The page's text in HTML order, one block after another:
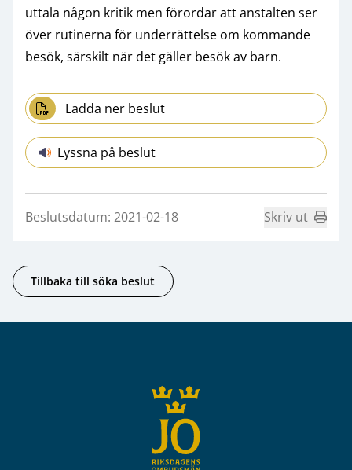
uttala någon kritik men förordar att anstalten ser
över rutinerna för underrättelse om kommande
besök, särskilt när det gäller besök av barn.
Ladda ner beslut
Lyssna på beslut
Beslutsdatum: 2021-02-18 Skriv ut
Tillbaka till söka beslut